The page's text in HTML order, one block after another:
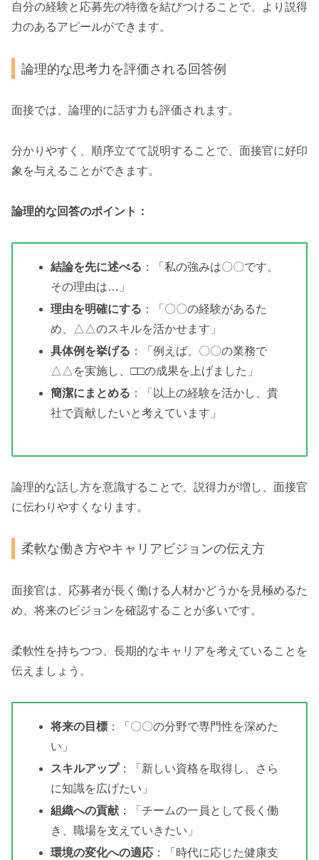
自分の経験と応募先の特徴を結びつけることで、より説得
力のあるアピールができます。
論理的な思考力を評価される回答例
面接では、論理的に話す力も評価されます。
分かりやすく、順序立てて説明することで、面接官に好印
象を与えることができます。
論理的な回答のポイント：
結論を先に述べる ：「私の強みは〇〇です。
その理由は…」
理由を明確にする ：「〇〇の経験があるた
め、△△のスキルを活かせます」
具体例を挙げる ：「例えば、〇〇の業務で
△△を実施し、□□の成果を上げました」
簡潔にまとめる ：「以上の経験を活かし、貴
社で貢献したいと考えています」
論理的な話し方を意識することで、説得力が増し、面接官
に伝わりやすくなります。
柔軟な働き方やキャリアビジョンの伝え方
面接官は、応募者が長く働ける人材かどうかを見極めるた
め、将来のビジョンを確認することが多いです。
柔軟性を持ちつつ、長期的なキャリアを考えていることを
伝えましょう。
将来の目標 ：「〇〇の分野で専門性を深めた
い」
スキルアップ：「新しい資格を取得し、さら
に知識を広げたい」
組織への貢献 ：「チームの一員として長く働
き、職場を支えていきたい」
環境の変化への適応 ：「時代に応じた健康支